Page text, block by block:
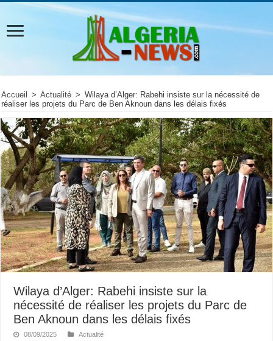
Accueil > Actualité > Wilaya d’Alger: Rabehi insiste sur la nécessité de
réaliser les projets du Parc de Ben Aknoun dans les délais fixés
Wilaya d’Alger: Rabehi insiste sur la
nécessité de réaliser les projets du Parc de
Ben Aknoun dans les délais fixés
08/09/2025 Actualité